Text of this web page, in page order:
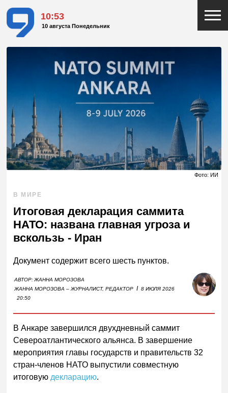
10:54
10 августа Понедельник
Фото: ИИ
В МИРЕ
Итоговая декларация саммита
НАТО: названа главная угроза и
вскользь - Иран
Документ содержит всего шесть пунктов.
АВТОР:ЖАННА МОРОЗОВА
ЖАННА МОРОЗОВА – ЖУРНАЛИСТ, РЕДАКТОР I 8 ИЮЛЯ 2026
20:50
В Анкаре завершился двухдневный саммит
Североатлантического альянса. В завершение
мероприятия главы государств и правительств 32
стран-членов НАТО выпустили совместную
итоговую декларацию.